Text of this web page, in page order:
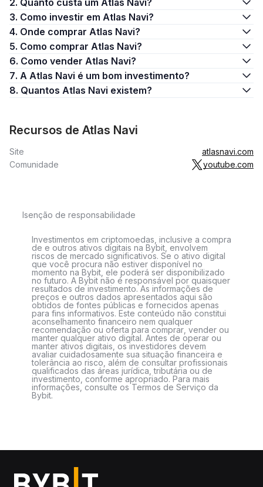
2. Quanto custa um Atlas Navi?
3. Como investir em Atlas Navi?
4. Onde comprar Atlas Navi?
5. Como comprar Atlas Navi?
6. Como vender Atlas Navi?
7. A Atlas Navi é um bom investimento?
8. Quantos Atlas Navi existem?
Recursos de Atlas Navi
Site
atlasnavi.com
Comunidade
youtube.com
Isenção de responsabilidade
Investimentos em criptomoedas, inclusive a compra
de e outros ativos digitais na Bybit, envolvem
riscos de mercado significativos. Se o ativo digital
que você procura não estiver disponível no
momento na Bybit, ele poderá ser disponibilizado
no futuro. A Bybit não é responsável por quaisquer
resultados de investimento. As informações de
preços e outros dados apresentados aqui são
obtidos de fontes públicas e fornecidos apenas
para fins informativos. Este conteúdo não constitui
aconselhamento financeiro nem qualquer
recomendação ou oferta para comprar, vender ou
manter qualquer ativo digital. Antes de operar ou
manter ativos digitais, os investidores devem
avaliar cuidadosamente sua situação financeira e
tolerância ao risco, além de consultar profissionais
qualificados das áreas jurídica, tributária ou de
investimento, conforme apropriado. Para mais
informações, consulte os Termos de Serviço da
Bybit.